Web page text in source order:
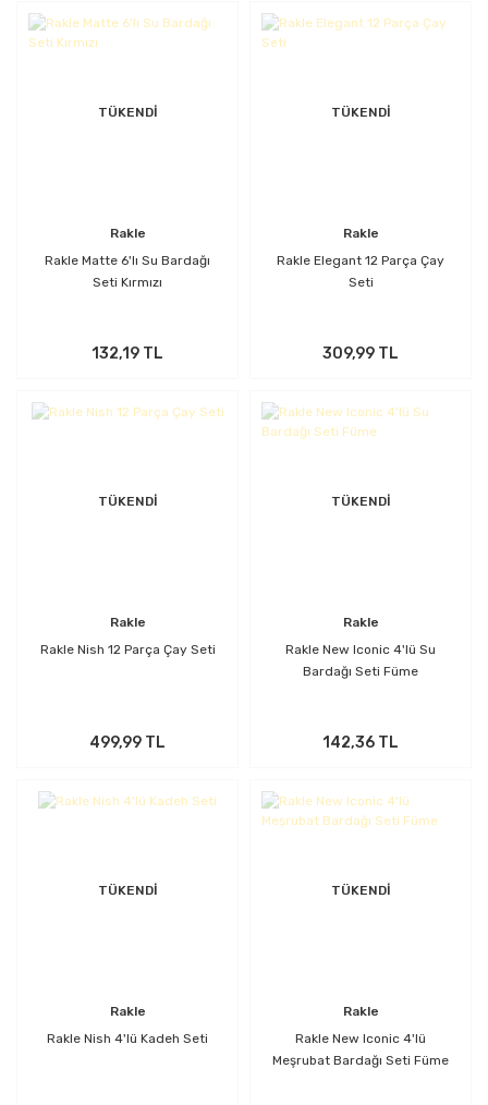
TÜKENDİ
Rakle
Rakle Matte 6'lı Su Bardağı
Seti Kırmızı
132,19 TL
TÜKENDİ
Rakle
Rakle Elegant 12 Parça Çay
Seti
309,99 TL
TÜKENDİ
Rakle
Rakle Nish 12 Parça Çay Seti
499,99 TL
TÜKENDİ
Rakle
Rakle New Iconic 4'lü Su
Bardağı Seti Füme
142,36 TL
TÜKENDİ
Rakle
Rakle Nish 4'lü Kadeh Seti
TÜKENDİ
Rakle
Rakle New Iconic 4'lü
Meşrubat Bardağı Seti Füme